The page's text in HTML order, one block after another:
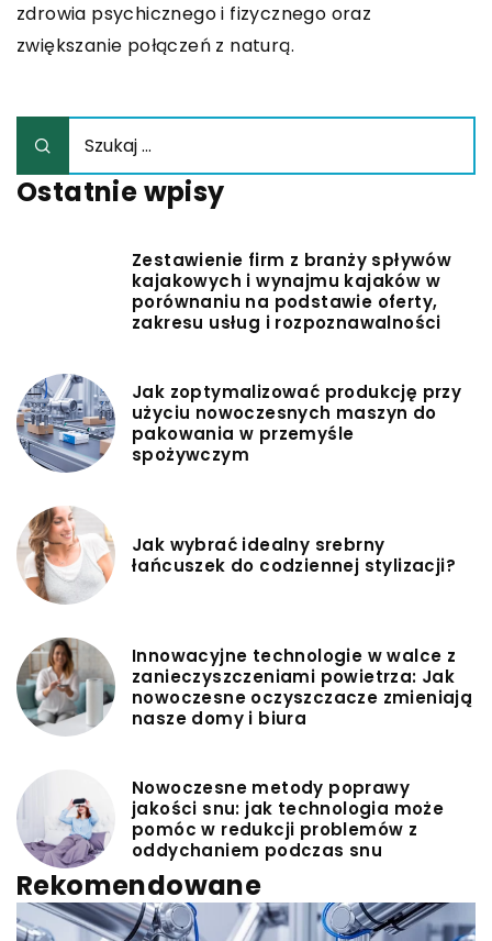
zdrowia psychicznego i fizycznego oraz
zwiększanie połączeń z naturą.
Ostatnie wpisy
Zestawienie firm z branży spływów
kajakowych i wynajmu kajaków w
porównaniu na podstawie oferty,
zakresu usług i rozpoznawalności
Jak zoptymalizować produkcję przy
użyciu nowoczesnych maszyn do
pakowania w przemyśle
spożywczym
Jak wybrać idealny srebrny
łańcuszek do codziennej stylizacji?
Innowacyjne technologie w walce z
zanieczyszczeniami powietrza: Jak
nowoczesne oczyszczacze zmieniają
nasze domy i biura
Nowoczesne metody poprawy
jakości snu: jak technologia może
pomóc w redukcji problemów z
oddychaniem podczas snu
Rekomendowane